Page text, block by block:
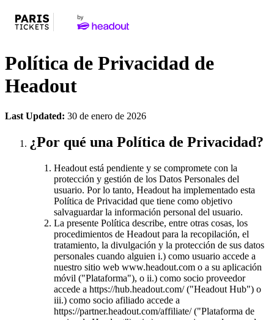
Política de Privacidad de
Headout
Last Updated: 30 de enero de 2026
¿Por qué una Política de Privacidad?
Headout está pendiente y se compromete con la
protección y gestión de los Datos Personales del
usuario. Por lo tanto, Headout ha implementado esta
Política de Privacidad que tiene como objetivo
salvaguardar la información personal del usuario.
La presente Política describe, entre otras cosas, los
procedimientos de Headout para la recopilación, el
tratamiento, la divulgación y la protección de sus datos
personales cuando alguien i.) como usuario accede a
nuestro sitio web www.headout.com o a su aplicación
móvil ("Plataforma"), o ii.) como socio proveedor
accede a https://hub.headout.com/ ("Headout Hub") o
iii.) como socio afiliado accede a
https://partner.headout.com/affiliate/ ("Plataforma de